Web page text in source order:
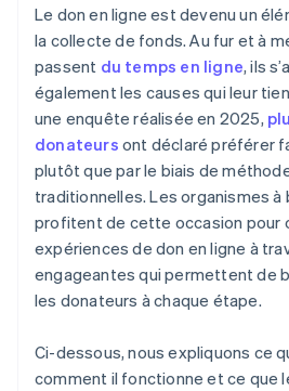
Le don en ligne est devenu un
la collecte de fonds. Au fur et à
passent du temps en ligne, ils
également les causes qui leur
une enquête réalisée en 2025,
donateurs ont déclaré préférer
plutôt que par le biais de
traditionnelles. Les organismes à
profitent de cette occasion pour
expériences de don en ligne à
engageantes qui permettent de
les donateurs à chaque étape.
Ci-dessous, nous expliquons ce
comment il fonctionne et ce que